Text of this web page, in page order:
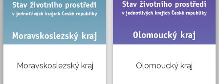
Moravskoslezský kraj Olomoucký kraj